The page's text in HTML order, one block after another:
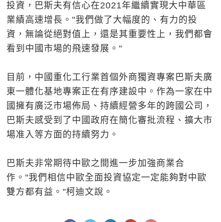
投資，巴斯夫有信心在2021年繼續實現大中華區
業績高速增長。"我們做了大幅度的、有力的投
資，無論從絕對值上，還是其重要性上，我們都會
看到中國市場的飛速發展。"
目前，中國重化工行業首個外商獨資專案巴斯夫廣
東一體化基地專案正在有序建設中。作為一家在中
國擁有廣泛市場佈局、持續經營多年的跨國公司，
巴斯夫感受到了中國政府在簡化審批流程、擴大市
場准入等方面的持續努力。
巴斯夫非常期待中歐之間進一步加強商業合
作。"我們相信中歐全面投資協定一定能夠對中歐
雙方都有益。"柯迪文說。